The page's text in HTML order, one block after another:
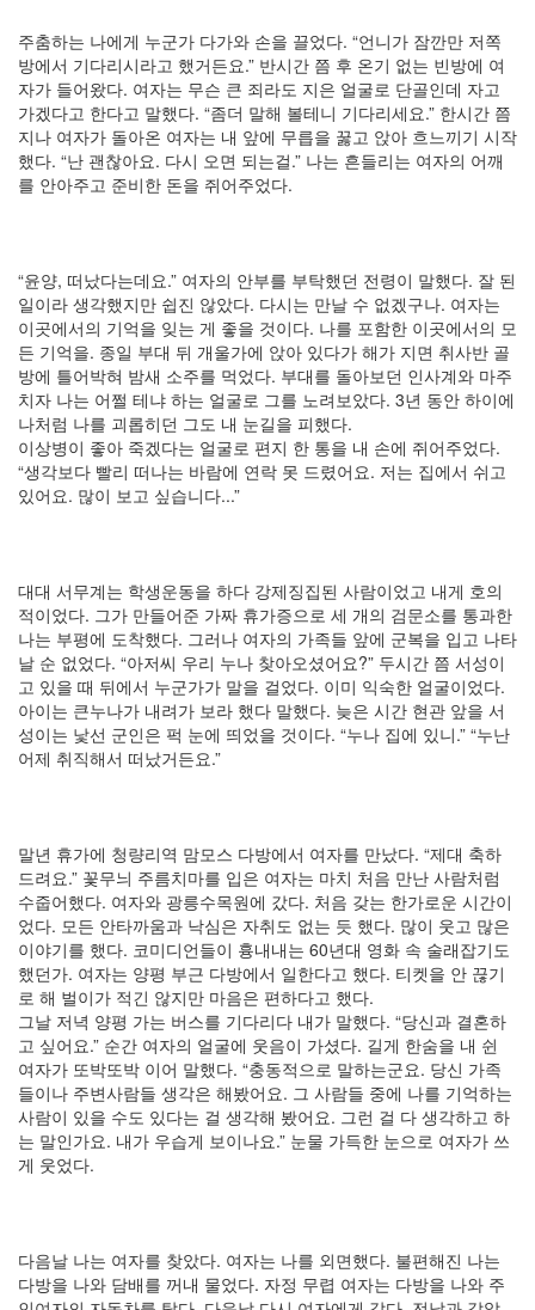
주춤하는 나에게 누군가 다가와 손을 끌었다. “언니가 잠깐만 저쪽
방에서 기다리시라고 했거든요.” 반시간 쯤 후 온기 없는 빈방에 여
자가 들어왔다. 여자는 무슨 큰 죄라도 지은 얼굴로 단골인데 자고
가겠다고 한다고 말했다. “좀더 말해 볼테니 기다리세요.” 한시간 쯤
지나 여자가 돌아온 여자는 내 앞에 무릅을 꿇고 앉아 흐느끼기 시작
했다. “난 괜찮아요. 다시 오면 되는걸.” 나는 흔들리는 여자의 어깨
를 안아주고 준비한 돈을 쥐어주었다.
“윤양, 떠났다는데요.” 여자의 안부를 부탁했던 전령이 말했다. 잘 된
일이라 생각했지만 쉽진 않았다. 다시는 만날 수 없겠구나. 여자는
이곳에서의 기억을 잊는 게 좋을 것이다. 나를 포함한 이곳에서의 모
든 기억을. 종일 부대 뒤 개울가에 앉아 있다가 해가 지면 취사반 골
방에 틀어박혀 밤새 소주를 먹었다. 부대를 돌아보던 인사계와 마주
치자 나는 어쩔 테냐 하는 얼굴로 그를 노려보았다. 3년 동안 하이에
나처럼 나를 괴롭히던 그도 내 눈길을 피했다.
이상병이 좋아 죽겠다는 얼굴로 편지 한 통을 내 손에 쥐어주었다.
“생각보다 빨리 떠나는 바람에 연락 못 드렸어요. 저는 집에서 쉬고
있어요. 많이 보고 싶습니다...”
대대 서무계는 학생운동을 하다 강제징집된 사람이었고 내게 호의
적이었다. 그가 만들어준 가짜 휴가증으로 세 개의 검문소를 통과한
나는 부평에 도착했다. 그러나 여자의 가족들 앞에 군복을 입고 나타
날 순 없었다. “아저씨 우리 누나 찾아오셨어요?” 두시간 쯤 서성이
고 있을 때 뒤에서 누군가가 말을 걸었다. 이미 익숙한 얼굴이었다.
아이는 큰누나가 내려가 보라 했다 말했다. 늦은 시간 현관 앞을 서
성이는 낯선 군인은 퍽 눈에 띄었을 것이다. “누나 집에 있니.” “누난
어제 취직해서 떠났거든요.”
말년 휴가에 청량리역 맘모스 다방에서 여자를 만났다. “제대 축하
드려요.” 꽃무늬 주름치마를 입은 여자는 마치 처음 만난 사람처럼
수줍어했다. 여자와 광릉수목원에 갔다. 처음 갖는 한가로운 시간이
었다. 모든 안타까움과 낙심은 자취도 없는 듯 했다. 많이 웃고 많은
이야기를 했다. 코미디언들이 흉내내는 60년대 영화 속 술래잡기도
했던가. 여자는 양평 부근 다방에서 일한다고 했다. 티켓을 안 끊기
로 해 벌이가 적긴 않지만 마음은 편하다고 했다.
그날 저녁 양평 가는 버스를 기다리다 내가 말했다. “당신과 결혼하
고 싶어요.” 순간 여자의 얼굴에 웃음이 가셨다. 길게 한숨을 내 쉰
여자가 또박또박 이어 말했다. “충동적으로 말하는군요. 당신 가족
들이나 주변사람들 생각은 해봤어요. 그 사람들 중에 나를 기억하는
사람이 있을 수도 있다는 걸 생각해 봤어요. 그런 걸 다 생각하고 하
는 말인가요. 내가 우습게 보이나요.” 눈물 가득한 눈으로 여자가 쓰
게 웃었다.
다음날 나는 여자를 찾았다. 여자는 나를 외면했다. 불편해진 나는
다방을 나와 담배를 꺼내 물었다. 자정 무렵 여자는 다방을 나와 주
나
랑
똑
같
이
닮
은
사
랑
의
조
건
By
LonnieNa
전
체
1002
2004
년
48
2004
년
14
2004
년
8
월
34
2005
년
44
2005
년
6
월
1
2005
월
4
2005